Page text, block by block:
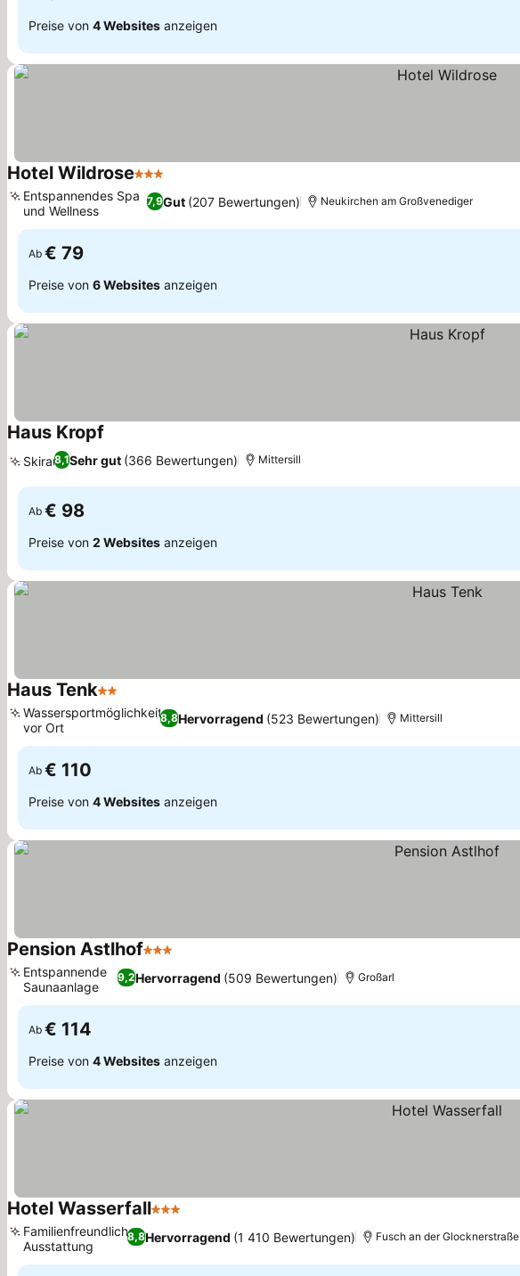
Preise von 4 Websites anzeigen
Hotel Wildrose3 Sterne
7,9Gut (207 Bewertungen)
Entspannendes Spa
und Wellness
Neukirchen am Großvenediger
Ab € 79
Preise von 6 Websites anzeigen
Haus Kropf
8,1Sehr gut (366 Bewertungen)
Skiraum Mittersill
Ab € 98
Preise von 2 Websites anzeigen
Haus Tenk2 Sterne
8,8Hervorragend (523 Bewertungen)
Wassersportmöglichkeiten
vor Ort
Mittersill
Ab € 110
Preise von 4 Websites anzeigen
Pension Astlhof3 Sterne
9,2Hervorragend (509 Bewertungen)
Entspannende
Saunaanlage
Großarl
Ab € 114
Preise von 4 Websites anzeigen
Hotel Wasserfall3 Sterne
8,8Hervorragend (1 410 Bewertungen)
Familienfreundliche
Ausstattung
Fusch an der Glocknerstraße